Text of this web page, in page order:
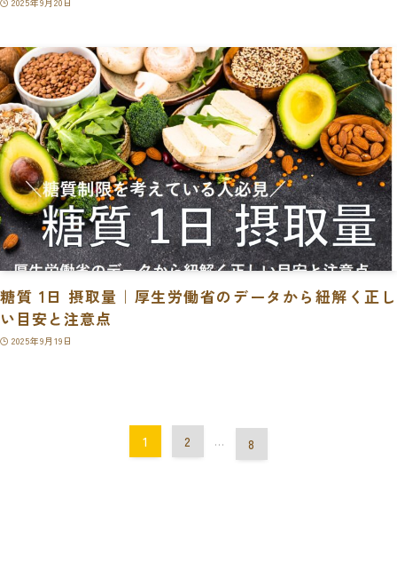
糖質 1日 摂取量｜厚生労働省のデータから紐解く正し
い目安と注意点
2025年9月19日
1 2 ... 8